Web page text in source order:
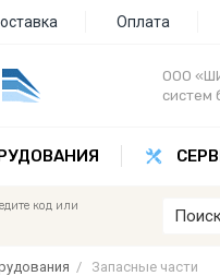
Оплата
ООО
систем
код или
/ Запасные части